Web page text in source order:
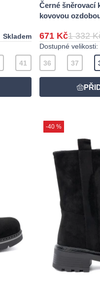
Skladem
41
Černé šněrovací
kovovou
671 Kč1 332
Dostupné velikosti:
36 37
-40 %